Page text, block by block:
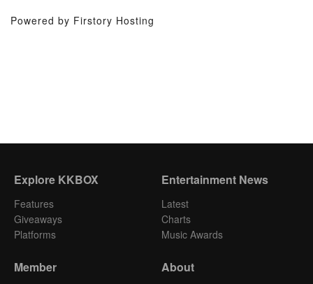
Powered by Firstory Hosting
Explore KKBOX
Features
Giveaways
Platforms
Entertainment News
Latest
Charts
Music Awards
Member About